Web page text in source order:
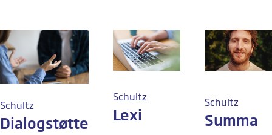
Schultz
Dialogstøtte
Schultz
Lexi
Schultz
Summa